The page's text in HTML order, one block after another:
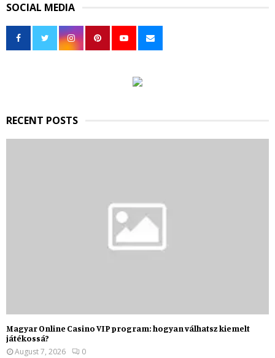
c
h
o
SOCIAL MEDIA
RECENT POSTS
Magyar Online Casino VIP program: hogyan válhatsz kiemelt
játékossá?
August 7, 2026
0